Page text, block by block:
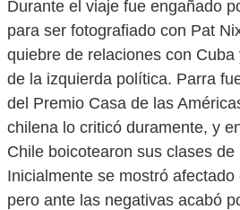
Durante el viaje fue engañado
para ser fotografiado con Pat
quiebre de relaciones con
de la izquierda política. Parra
del Premio Casa de las
chilena lo criticó duramente, y
Chile boicotearon sus clases de
Inicialmente se mostró
pero ante las negativas acabó